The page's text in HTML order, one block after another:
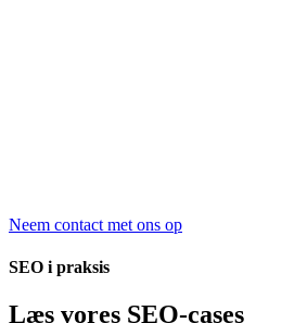
Neem contact met ons op
SEO i praksis
Læs vores SEO-cases